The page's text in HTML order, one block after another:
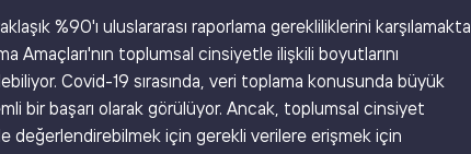
%90'ı uluslararası raporlama gerekliliklerini karşılamakta
Amaçları'nın toplumsal cinsiyetle ilişkili boyutlarını
Covid-19 sırasında, veri toplama konusunda büyük
bir başarı olarak görülüyor. Ancak, toplumsal cinsiyet
değerlendirebilmek için gerekli verilere erişmek için